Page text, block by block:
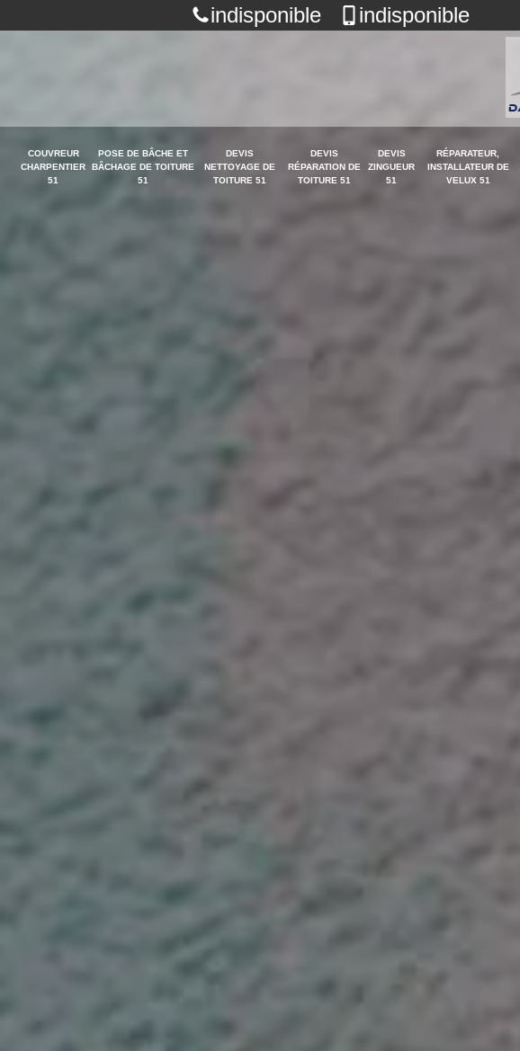
indisponible indisponible
COUVREUR
CHARPENTIER
51
POSE DE BÂCHE ET
BÂCHAGE DE TOITURE
51
DEVIS
NETTOYAGE DE
TOITURE 51
DEVIS
RÉPARATION DE
TOITURE 51
DEVIS
ZINGUEUR
51
RÉPARATEUR,
INSTALLATEUR DE
VELUX 51